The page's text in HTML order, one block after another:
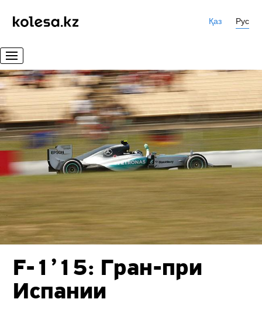
Қаз Рус
F-1’15: Гран-при
Испании